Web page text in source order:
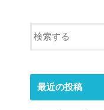
最近の投稿